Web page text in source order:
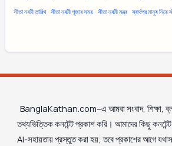
সীতা নবমী তারিখ সীতা নবমী পূজার সময় সীতা নবমী মন্ত্র স্বার্থপর মানুষ নিয়ে
BanglaKathan.com–এ আমরা সংবাদ, শিক্ষা, ব্লগ
তথ্যভিত্তিক কনটেন্ট প্রকাশ করি। আমাদের কিছু
AI-সহায়তায় প্রস্তুত করা হয়; তবে প্রকাশের আগে